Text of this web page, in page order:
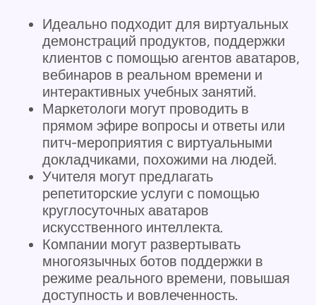
Идеально подходит для виртуальных
демонстраций продуктов, поддержки
клиентов с помощью агентов аватаров,
вебинаров в реальном времени и
интерактивных учебных занятий.
Маркетологи могут проводить в
прямом эфире вопросы и ответы или
питч-мероприятия с виртуальными
докладчиками, похожими на людей.
Учителя могут предлагать
репетиторские услуги с помощью
круглосуточных аватаров
искусственного интеллекта.
Компании могут развертывать
многоязычных ботов поддержки в
режиме реального времени, повышая
доступность и вовлеченность.